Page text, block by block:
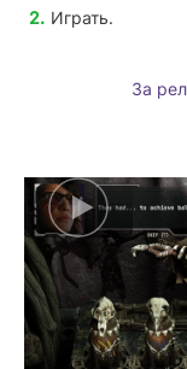
Играть.
За